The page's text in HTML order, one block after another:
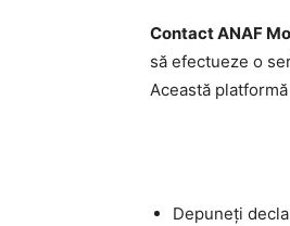
Contact ANAF
să efectueze o
Această
Depuneți